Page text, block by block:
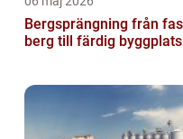
Bergsprängning från fast
berg till färdig byggplats